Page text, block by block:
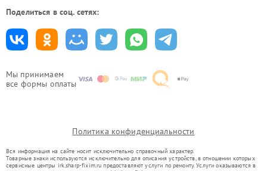
Мы принимаем
все формы оплаты
Поделиться в соц. сетях:
Политика конфиденциальности
Вся информация на сайте носит исключительно справочный характер.
Товарные знаки используются исключительно для описания устройств, в отношении которых
сервисные центры irk.sharp-fixim.ru предоставляют услуги по ремонту. Услуги оказываются в